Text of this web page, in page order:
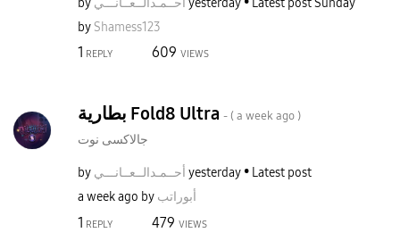
by Shamess123
1 REPLY 609 VIEWS
بطارية Fold8 Ultra - ( a week ago )
جالاكسى نوت
by أحــمـدالــعــانـــي yesterday
Latest post
a week ago by أبوراتب
1 REPLY 479 VIEWS